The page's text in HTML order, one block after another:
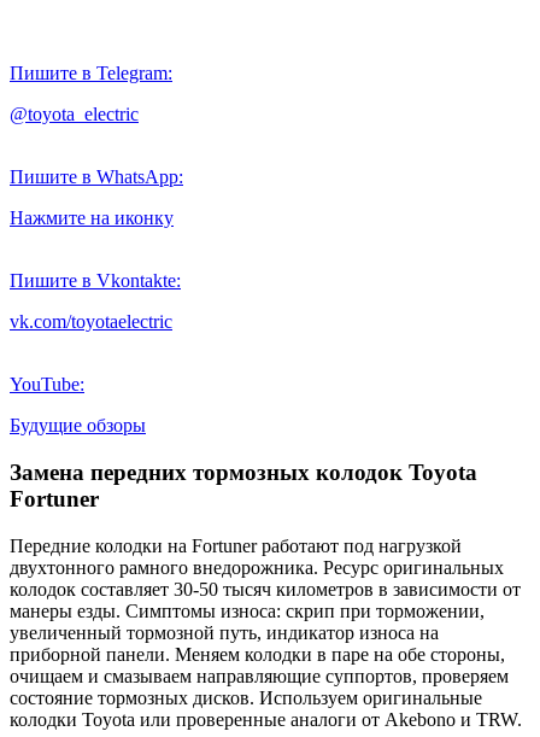
Пишите в Telegram:
@toyota_electric
Пишите в WhatsApp:
Нажмите на иконку
Пишите в Vkontakte:
vk.com/toyotaelectric
YouTube:
Будущие обзоры
Замена передних тормозных колодок Toyota
Fortuner
Передние колодки на Fortuner работают под нагрузкой
двухтонного рамного внедорожника. Ресурс оригинальных
колодок составляет 30-50 тысяч километров в зависимости от
манеры езды. Симптомы износа: скрип при торможении,
увеличенный тормозной путь, индикатор износа на
приборной панели. Меняем колодки в паре на обе стороны,
очищаем и смазываем направляющие суппортов, проверяем
состояние тормозных дисков. Используем оригинальные
колодки Toyota или проверенные аналоги от Akebono и TRW.